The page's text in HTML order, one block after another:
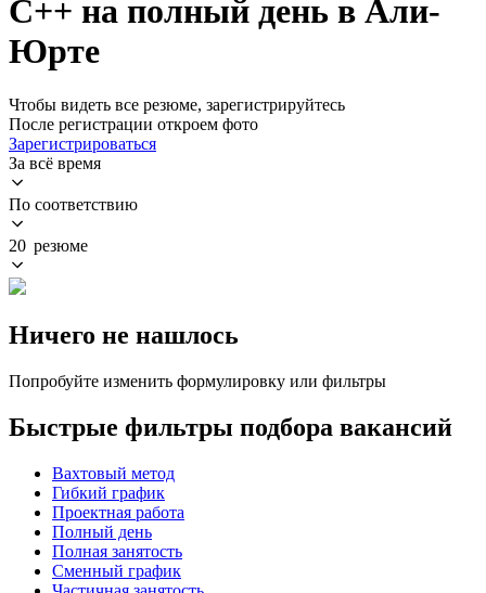
C++ на полный день в Али-
Юрте
Чтобы видеть все резюме, зарегистрируйтесь
После регистрации откроем фото
Зарегистрироваться
За всё время
По соответствию
20 резюме
Ничего не нашлось
Попробуйте изменить формулировку или фильтры
Быстрые фильтры подбора вакансий
Вахтовый метод
Гибкий график
Проектная работа
Полный день
Полная занятость
Сменный график